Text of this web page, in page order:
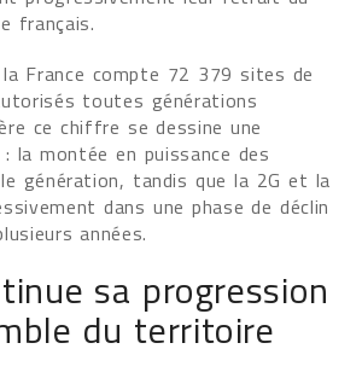
français.
France compte 72 379 sites de
toutes générations
ce chiffre se dessine une
la montée en puissance des
génération, tandis que la 2G et la
dans une phase de déclin
années.
sa progression
du territoire